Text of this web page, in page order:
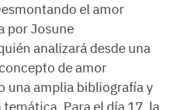
el amor
por Josune
analizará desde una
de amor
una amplia bibliografía y
Para el día 17, la